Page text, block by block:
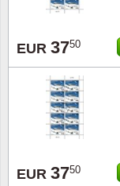
EUR 3750
EUR 3750